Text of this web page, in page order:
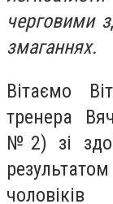
черговими
змаганнях.
Вітаємо
тренера
№2) зі